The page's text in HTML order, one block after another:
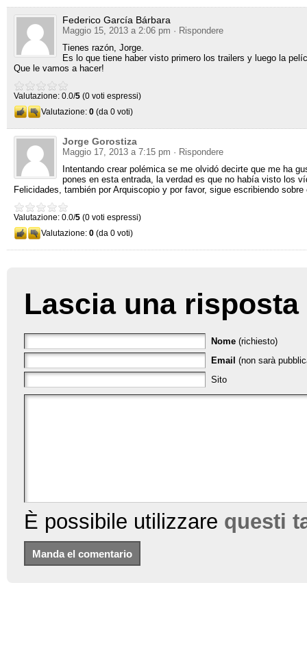
Federico García Bárbara
Maggio 15, 2013 a 2:06 pm · Rispondere
Tienes razón, Jorge.
Es lo que tiene haber visto primero los trailers y luego la
Que le vamos a hacer!
Valutazione: 0.0/5 (0 voti espressi)
Valutazione: 0 (da 0 voti)
Jorge Gorostiza
Maggio 17, 2013 a 7:15 pm · Rispondere
Intentando crear polémica se me olvidó decirte que me ha
pones en esta entrada, la verdad es que no había visto los
Felicidades, también por Arquiscopio y por favor, sigue escribiendo sobre
Valutazione: 0.0/5 (0 voti espressi)
Valutazione: 0 (da 0 voti)
Lascia una risposta
Nome (richiesto)
Email (non sarà
Sito
È possibile utilizzare questi